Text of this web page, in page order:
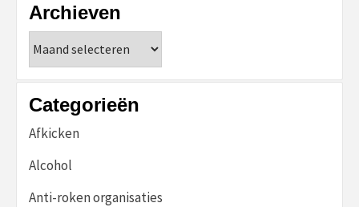
Archieven
Categorieën
Afkicken
Alcohol
Anti-roken organisaties